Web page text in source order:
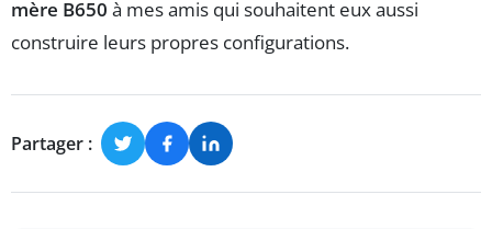
mère B650 à mes amis qui souhaitent eux aussi
construire leurs propres configurations.
Partager :